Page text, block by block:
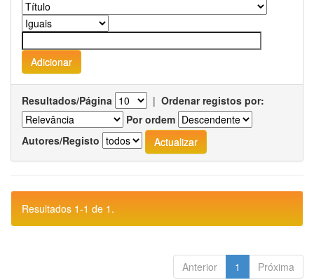
Resultados/Página | Ordenar registos por:
Por ordem
Autores/Registo
Resultados 1-1 de 1.
Anterior 1 Próxima